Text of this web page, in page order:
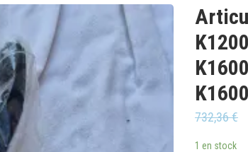
732,36€
1 en stock